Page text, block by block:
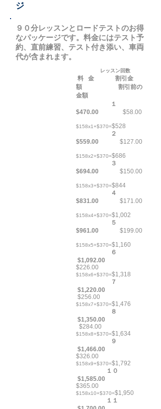
ジ
９０分レッスンとロードテストのお得
なパッケージです。料金にはテスト予
約、直前練習、テスト付き添い、車両
代が含まれます。
レッスン回数
料 金 割引金
額 割引前の
金額
１
$470.00
$58.00
$158x1+$370=$528
２
$559.00 $127.00
$158x2+$370=$686
３
$694.00
$150.00
$158x3+$370=$844
４
$831.00 $171.00
$158x4+$370=$1,002
５
$961.00 $199.00
$158x5+$370=$1,160
６
$1,092.00
$226.00
$158x6+$370=$1,318
７
$1,220.00
$256.00
$158x7+$370=$1,476
８
$1,350.00
$284.00
$158x8+$370=$1,634
９
$1,466.00
$326.00
$158x9+$370=$1,792
１０
$1,585.00
$365.00
$158x10+$370=$1,950
１１